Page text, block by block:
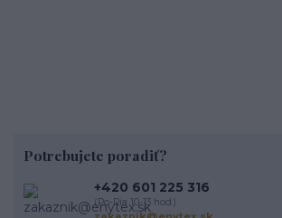
Potrebujete poradiť?
+420 601 225 316
(Po-Pia 10-13 hod.)